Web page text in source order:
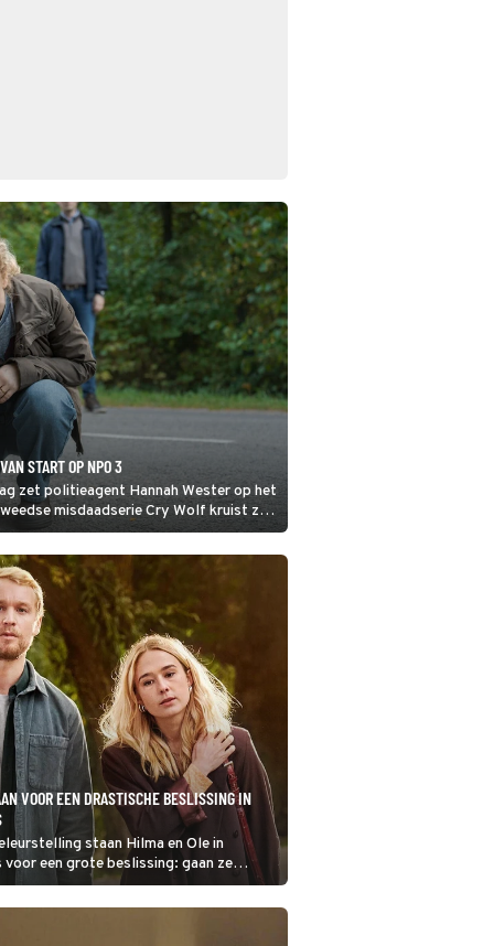
START OP NPO 3
zet politieagent Hannah Wester op het
misdaadserie Cry Wolf kruist ze
VOOR EEN DRASTISCHE BESLISSING IN
staan Hilma en Ole in
een grote beslissing: gaan ze
ieder voor zich? Als Ole de verkoop van
treft hij een nogal aparte makelaar